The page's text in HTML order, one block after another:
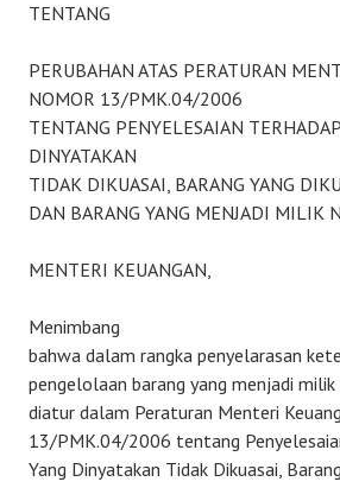
TENTANG
PERUBAHAN ATAS PERATURAN
NOMOR 13/PMK.04/2006
TENTANG PENYELESAIAN
DINYATAKAN
TIDAK DIKUASAI, BARANG YANG
DAN BARANG YANG MENJADI MILIK
MENTERI KEUANGAN,
Menimbang
bahwa dalam rangka penyelarasan
pengelolaan barang yang menjadi
diatur dalam Peraturan Menteri
13/PMK.04/2006 tentang
Yang Dinyatakan Tidak Dikuasai,